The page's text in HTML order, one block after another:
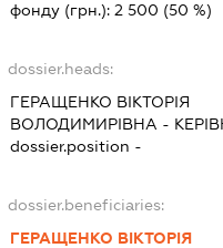
фонду (грн.):2 500 (50 %)
dossier.heads:
ГЕРАЩЕНКО ВІКТОРІЯ
ВОЛОДИМИРІВНА -
dossier.position -
dossier.beneficiaries:
ГЕРАЩЕНКО ВІКТОРІЯ